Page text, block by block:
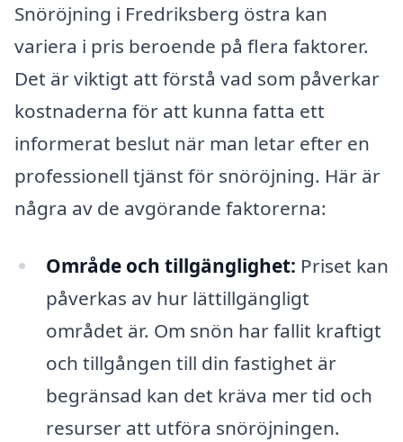
Snöröjning i Fredriksberg östra kan
variera i pris beroende på flera faktorer.
Det är viktigt att förstå vad som påverkar
kostnaderna för att kunna fatta ett
informerat beslut när man letar efter en
professionell tjänst för snöröjning. Här är
några av de avgörande faktorerna:
Område och tillgänglighet: Priset kan
påverkas av hur lättillgängligt
området är. Om snön har fallit kraftigt
och tillgången till din fastighet är
begränsad kan det kräva mer tid och
resurser att utföra snöröjningen.